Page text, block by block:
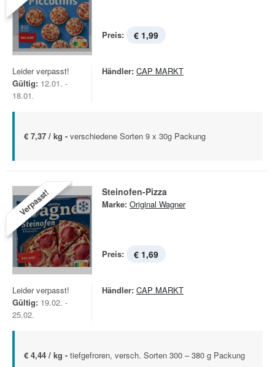
Preis: € 1,99
Leider verpasst!
Gültig: 12.01. -
18.01.
Händler: CAP MARKT
€ 7,37 / kg - verschiedene Sorten 9 x 30g Packung
Verpasst! Steinofen-Pizza
Marke: Original Wagner
Preis: € 1,69
Leider verpasst!
Gültig: 19.02. -
25.02.
Händler: CAP MARKT
€ 4,44 / kg - tiefgefroren, versch. Sorten 300 – 380 g Packung